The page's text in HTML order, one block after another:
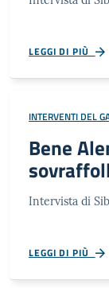
LEGGI DI PIÙ
INTERVENTI DEL
Bene
Intervista di
LEGGI DI PIÙ